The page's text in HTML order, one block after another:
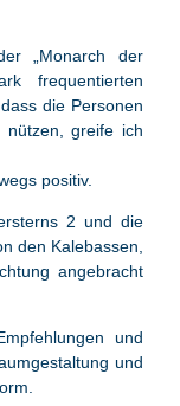
„Monarch der
frequentierten
die Personen
nützen, greife ich
positiv.
2 und die
den Kalebassen,
angebracht
und
und